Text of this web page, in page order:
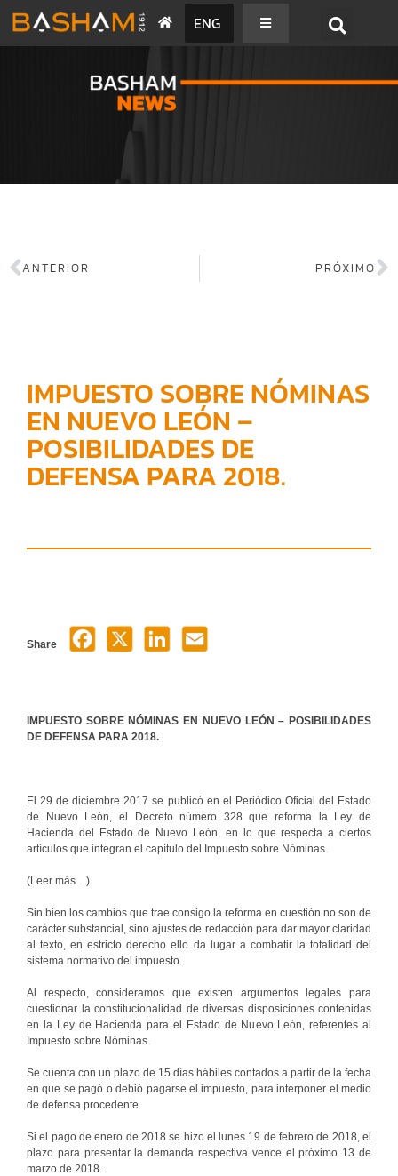
ENG
ANTERIOR PRÓXIMO
IMPUESTO SOBRE NÓMINAS
EN NUEVO LEÓN –
POSIBILIDADES DE
DEFENSA PARA 2018.
Share
IMPUESTO SOBRE NÓMINAS EN NUEVO LEÓN – POSIBILIDADES
DE DEFENSA PARA 2018.
El 29 de diciembre 2017 se publicó en el Periódico Oficial del Estado
de Nuevo León, el Decreto número 328 que reforma la Ley de
Hacienda del Estado de Nuevo León, en lo que respecta a ciertos
artículos que integran el capítulo del Impuesto sobre Nóminas.
(Leer más…)
Sin bien los cambios que trae consigo la reforma en cuestión no son de
carácter substancial, sino ajustes de redacción para dar mayor claridad
al texto, en estricto derecho ello da lugar a combatir la totalidad del
sistema normativo del impuesto.
Al respecto, consideramos que existen argumentos legales para
cuestionar la constitucionalidad de diversas disposiciones contenidas
en la Ley de Hacienda para el Estado de Nuevo León, referentes al
Impuesto sobre Nóminas.
Se cuenta con un plazo de 15 días hábiles contados a partir de la fecha
en que se pagó o debió pagarse el impuesto, para interponer el medio
de defensa procedente.
Si el pago de enero de 2018 se hizo el lunes 19 de febrero de 2018, el
plazo para presentar la demanda respectiva vence el próximo 13 de
marzo de 2018.